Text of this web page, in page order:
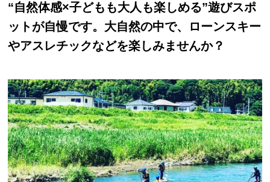
“自然体感×子どもも大人も楽しめる”遊びスポ
ットが自慢です。大自然の中で、ローンスキー
やアスレチックなどを楽しみませんか？